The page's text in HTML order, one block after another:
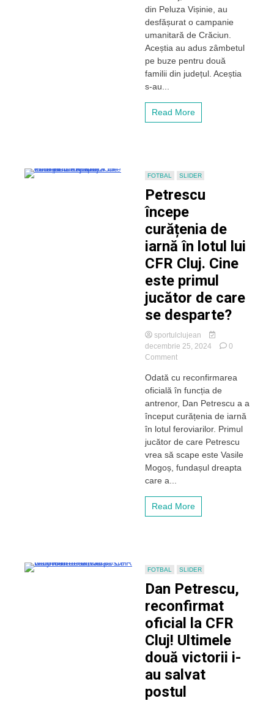
fanilor
lui
CFR
Cluj
de
făcut
oameni
din Peluza Vișinie, au
desfășurat o campanie
umanitară de Crăciun.
Aceștia au adus zâmbetul
pe buze pentru două
familii din județul. Aceștia
s-au...
Read More
FOTBAL SLIDER
Petrescu
începe
curățenia de
iarnă în lotul lui
CFR Cluj. Cine
este primul
jucător de care
se desparte?
sportulclujean
decembrie 25, 2024
0
Commenton
începe
curățenia
de
iarnă
lotul
lui
CFR
Cluj.
primul
jucător
Odată cu reconfirmarea
oficială în funcția de
antrenor, Dan Petrescu a a
început curățenia de iarnă
în lotul feroviarilor. Primul
jucător de care Petrescu
vrea să scape este Vasile
Mogoș, fundașul dreapta
care a...
Read More
FOTBAL SLIDER
Dan Petrescu,
reconfirmat
oficial la CFR
Cluj! Ultimele
două victorii i-
au salvat
postul